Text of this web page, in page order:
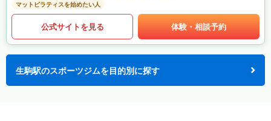
マットピラティスを始めたい人
公式サイトを見る 体験・相談予約
生駒駅のスポーツジムを目的別に探す